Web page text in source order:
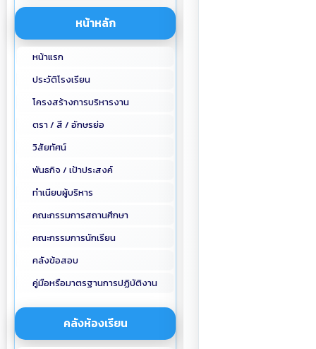
หน้าหลัก
หน้าแรก
ประวัติโรงเรียน
โครงสร้างการบริหารงาน
ตรา / สี / อักษรย่อ
วิสัยทัศน์
พันธกิจ / เป้าประสงค์
ทำเนียบผู้บริหาร
คณะกรรมการสถานศึกษา
คณะกรรมการนักเรียน
คลังข้อสอบ
คู่มือหรือมาตรฐานการปฏิบัติงาน
คลังห้องเรียน